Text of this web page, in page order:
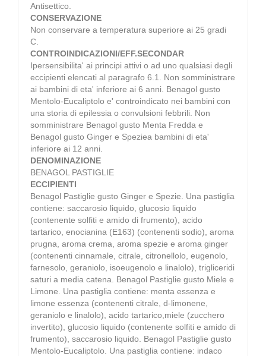
Antisettico.
CONSERVAZIONE
Non conservare a temperatura superiore ai 25 gradi
C.
CONTROINDICAZIONI/EFF.SECONDAR
Ipersensibilita' ai principi attivi o ad uno qualsiasi degli
eccipienti elencati al paragrafo 6.1. Non somministrare
ai bambini di eta' inferiore ai 6 anni. Benagol gusto
Mentolo-Eucaliptolo e' controindicato nei bambini con
una storia di epilessia o convulsioni febbrili. Non
somministrare Benagol gusto Menta Fredda e
Benagol gusto Ginger e Speziea bambini di eta'
inferiore ai 12 anni.
DENOMINAZIONE
BENAGOL PASTIGLIE
ECCIPIENTI
Benagol Pastiglie gusto Ginger e Spezie. Una pastiglia
contiene: saccarosio liquido, glucosio liquido
(contenente solfiti e amido di frumento), acido
tartarico, enocianina (E163) (contenenti sodio), aroma
prugna, aroma crema, aroma spezie e aroma ginger
(contenenti cinnamale, citrale, citronellolo, eugenolo,
farnesolo, geraniolo, isoeugenolo e linalolo), trigliceridi
saturi a media catena. Benagol Pastiglie gusto Miele e
Limone. Una pastiglia contiene: menta essenza e
limone essenza (contenenti citrale, d-limonene,
geraniolo e linalolo), acido tartarico,miele (zucchero
invertito), glucosio liquido (contenente solfiti e amido di
frumento), saccarosio liquido. Benagol Pastiglie gusto
Mentolo-Eucaliptolo. Una pastiglia contiene: indaco